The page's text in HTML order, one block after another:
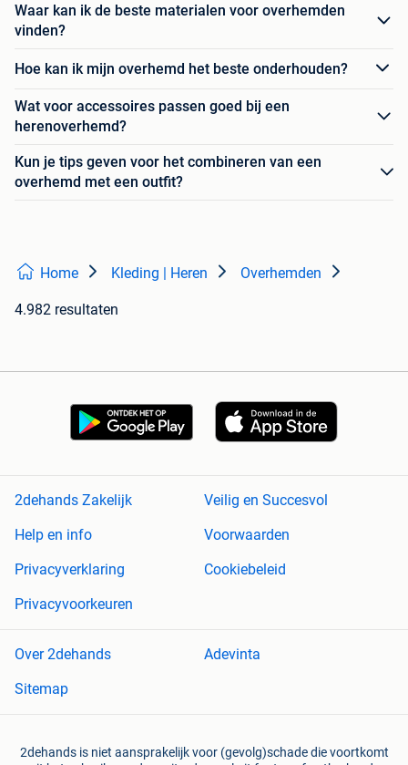
Waar kan ik de beste materialen voor overhemden
vinden?
Hoe kan ik mijn overhemd het beste onderhouden?
Wat voor accessoires passen goed bij een
herenoverhemd?
Kun je tips geven voor het combineren van een
overhemd met een outfit?
Home Kleding | Heren Overhemden
4.982 resultaten
2dehands Zakelijk
Veilig en Succesvol
Help en info
Voorwaarden
Privacyverklaring
Cookiebeleid
Privacyvoorkeuren
Over 2dehands
Adevinta
Sitemap
2dehands is niet aansprakelijk voor (gevolg)schade die voortkomt